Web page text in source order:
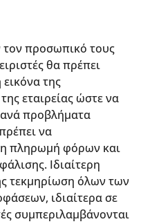
τον προσωπικό τους
θα πρέπει
της
εταιρείας ώστε να
προβλήματα
να
πληρωμή φόρων και
Ιδιαίτερη
τεκμηρίωση όλων των
ιδιαίτερα σε
συμπεριλαμβάνονται